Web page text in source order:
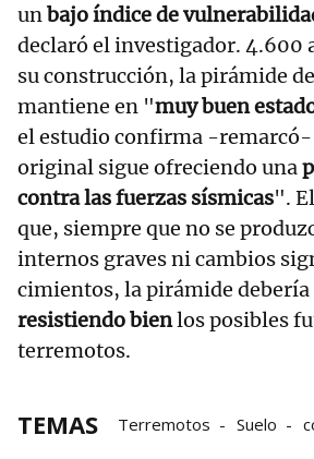
unbajo índice de
declaró el investigador. 4.600
su construcción, la pirámide
mantiene en "muy buen
el estudio confirma -remarcó-
original sigue ofreciendo una
contra las fuerzas sísmicas".
que, siempre que no se
internos graves ni cambios
cimientos, la pirámide debería
resistiendo bienlos posibles
terremotos.
TEMAS Terremotos Suelo